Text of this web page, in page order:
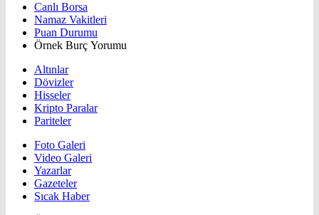
Canlı Borsa
Namaz Vakitleri
Puan Durumu
Örnek Burç Yorumu
Altınlar
Dövizler
Hisseler
Kripto Paralar
Pariteler
Foto Galeri
Video Galeri
Yazarlar
Gazeteler
Sıcak Haber